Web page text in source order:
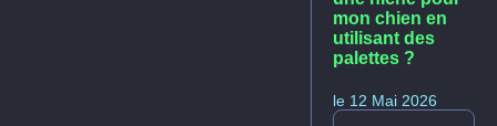
mon chien en
utilisant des
palettes ?
le 12 Mai 2026